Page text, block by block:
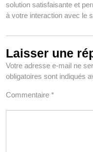
solution satisfaisante et
à votre interaction avec le
Laisser une
Votre adresse e-mail ne
obligatoires sont indiqués
Commentaire *